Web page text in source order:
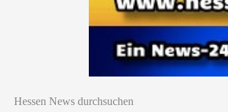
Hessen News durchsuchen